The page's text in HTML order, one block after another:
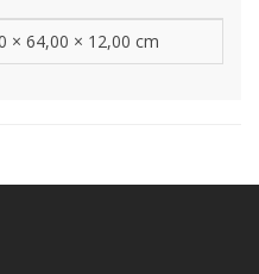
× 64,00 × 12,00 cm